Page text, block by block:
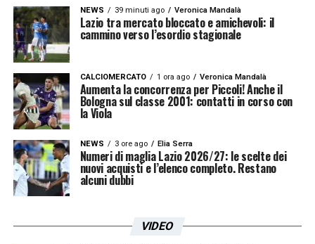
NEWS 39 minuti ago Veronica Mandalà
Lazio tra mercato bloccato e amichevoli: il
cammino verso l’esordio stagionale
CALCIOMERCATO 1 ora ago Veronica Mandalà
Aumenta la concorrenza per Piccoli! Anche il
Bologna sul classe 2001: contatti in corso con
la Viola
NEWS 3 ore ago Elia Serra
Numeri di maglia Lazio 2026/27: le scelte dei
nuovi acquisti e l’elenco completo. Restano
alcuni dubbi
VIDEO